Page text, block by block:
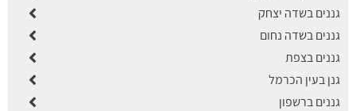
גננים בשדה יצחק
גננים בשדה נחום
גננים בצפת
גנן בעין הכרמל
גננים ברשפון